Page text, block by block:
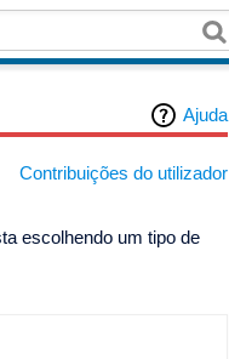
Ajuda
Contribuições do utilizador
escolhendo um tipo de